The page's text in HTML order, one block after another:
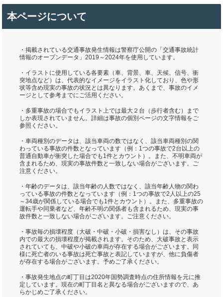
本ページについて
・掲載されている交通事故発生情報は警察庁公開の「交通事故統計
情報のオープンデータ」2019～2024年を使用しています。
・イラストに使用している各要素（車、背景、車、天候、信号、衝
突地点など）は、代表的なイメージをイラスト化しており、色や形
状等含め現実の事故の状況とは異なります。あくまで、事故のイメ
ージとして参考までにご活用ください。
・多重事故の場合でもイラスト上では最大２台（歩行者含む）まで
しか表現されていません。詳細は事故の個別ページの文字情報をご
参照ください。
・車両種別のデータは、該当車両の数ではなく、該当車両種別の関
わっている事故の件数となっています（例：1つの事故で2台以上の
普通自動車が衝突した場合でも1件とカウント）。また、不明車両が
含まれるため、現実の事故件数と一致しない場合がございます。ご
注意ください。
・年齢のデータは、該当年齢の人数ではなく、該当年齢人物の関わ
っている事故の件数となっています（例：1つの事故で2人以上の25
～34歳が関係している場合でも1件とカウント）。また、多重事故の
運転手や同乗者など、年齢不明の関係者も含まれるため、現実の事
故件数と一致しない場合がございます。ご注意ください。
・事故毎の損壊程度（大破・中破・小破・損害なし）は、その事故
内での最大の損壊程度が掲載されます。そのため、大破事故と表示
されていても、中破や小破の車両が存在する場合がございます。同
様に死亡者のいる事故は死亡事故と表記していますが、他に負傷者
が存在する場合がございます。予めご了承ください。
・事故発生地点の町丁目は2020年国勢調査時点の住所情報を元に推
定しています。現在の町丁目名と異なる場合がございますので、あ
らかじめご了承ください。